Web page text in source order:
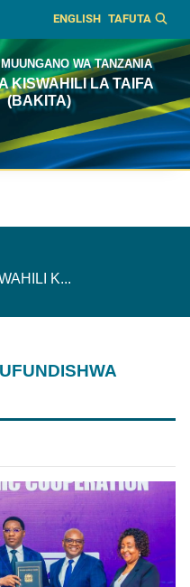
ENGLISH TAFUTA
WA TANZANIA
KISWAHILI LA TAIFA
(BAKITA)
K...